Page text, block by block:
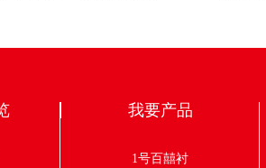
我要产品
1号百囍衬